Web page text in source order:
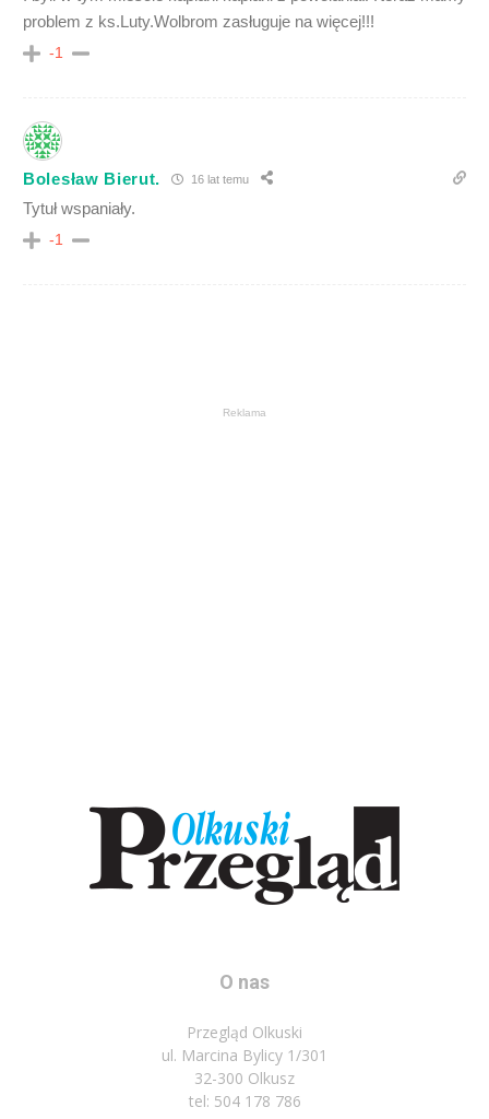
problem z ks.Luty.Wolbrom zasługuje na więcej!!!
-1
Bolesław Bierut. 16 lat temu
Tytuł wspaniały.
-1
Reklama
O nas
Przegląd Olkuski
ul. Marcina Bylicy 1/301
32-300 Olkusz
tel: 504 178 786